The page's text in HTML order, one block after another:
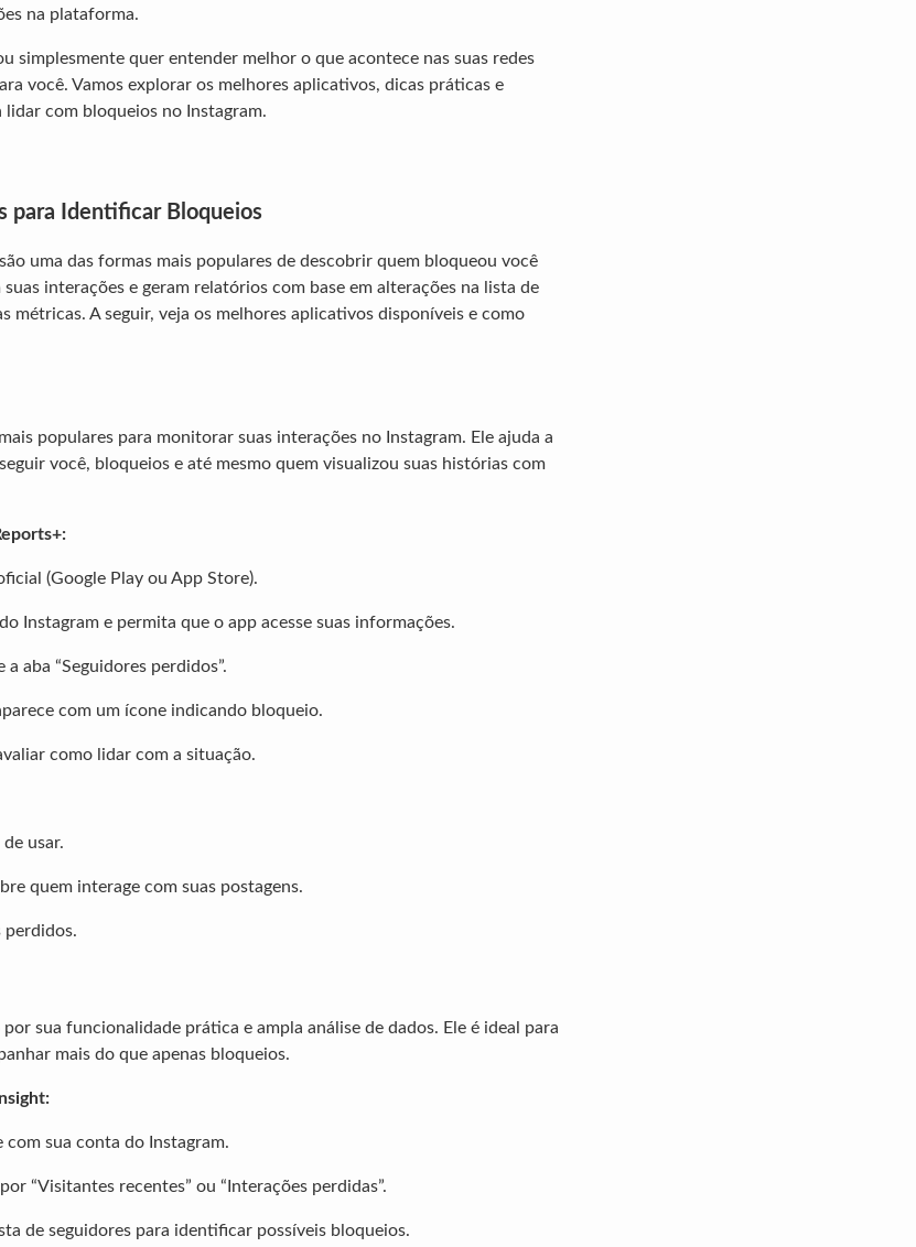
na plataforma.
simplesmente quer entender melhor o que acontece nas suas redes
você. Vamos explorar os melhores aplicativos, dicas práticas e
lidar com bloqueios no Instagram.
para Identificar Bloqueios
uma das formas mais populares de descobrir quem bloqueou você
suas interações e geram relatórios com base em alterações na lista de
métricas. A seguir, veja os melhores aplicativos disponíveis e como
populares para monitorar suas interações no Instagram. Ele ajuda a
você, bloqueios e até mesmo quem visualizou suas histórias com
(Google Play ou App Store).
Instagram e permita que o app acesse suas informações.
aba “Seguidores perdidos”.
com um ícone indicando bloqueio.
como lidar com a situação.
usar.
quem interage com suas postagens.
perdidos.
sua funcionalidade prática e ampla análise de dados. Ele é ideal para
mais do que apenas bloqueios.
com sua conta do Instagram.
“Visitantes recentes” ou “Interações perdidas”.
de seguidores para identificar possíveis bloqueios.